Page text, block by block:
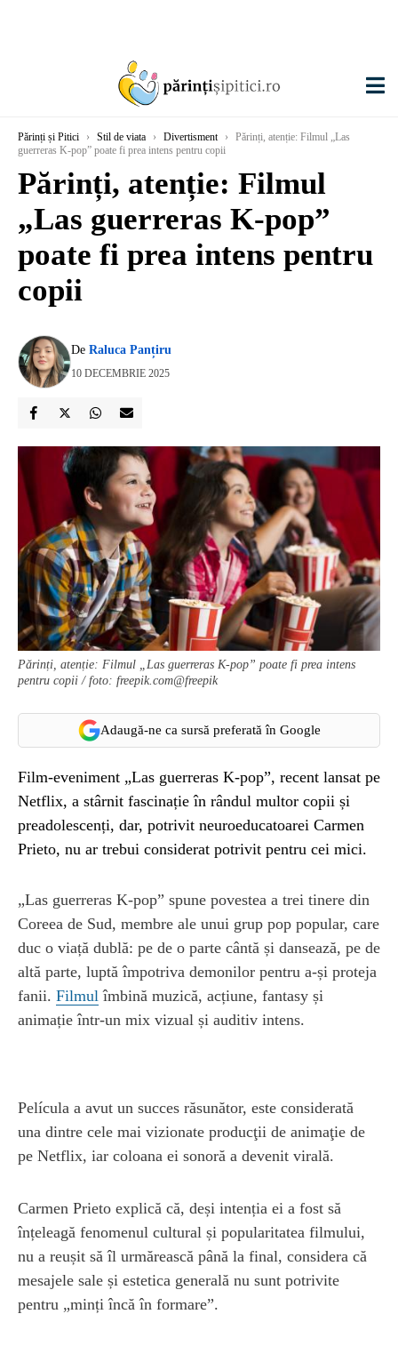
Părinți și Pitici › Stil de viata › Divertisment ›
Părinți, atenție: Filmul „Las
guerreras K-pop” poate fi prea intens pentru copii
Părinți, atenție: Filmul
„Las guerreras K-pop”
poate fi prea intens pentru
copii
De Raluca Panțiru
10 DECEMBRIE 2025
Părinți, atenție: Filmul „Las guerreras K-pop” poate fi prea intens
pentru copii / foto: freepik.com@freepik
Adaugă-ne ca sursă preferată în Google
Film‑eveniment „Las guerreras K‑pop”, recent lansat pe
Netflix, a stârnit fascinație în rândul multor copii și
preadolescenți, dar, potrivit neuroeducatoarei Carmen
Prieto, nu ar trebui considerat potrivit pentru cei mici.
„Las guerreras K‑pop” spune povestea a trei tinere din
Coreea de Sud, membre ale unui grup pop popular, care
duc o viață dublă: pe de o parte cântă și dansează, pe de
altă parte, luptă împotriva demonilor pentru a‑și proteja
fanii. Filmul îmbină muzică, acțiune, fantasy și
animație într‑un mix vizual și auditiv intens.
Película a avut un succes răsunător, este considerată
una dintre cele mai vizionate producţii de animaţie de
pe Netflix, iar coloana ei sonoră a devenit virală.
Carmen Prieto explică că, deși intenția ei a fost să
înțeleagă fenomenul cultural și popularitatea filmului,
nu a reușit să îl urmărească până la final, considera că
mesajele sale și estetica generală nu sunt potrivite
pentru „minți încă în formare”.